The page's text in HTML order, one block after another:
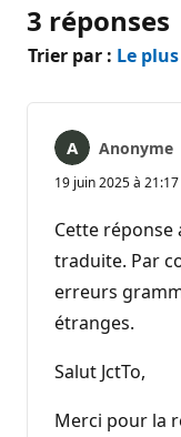
3 réponses
Trier par : Le
Anonyme
19 juin 2025 à 21:17
Cette
traduite. Par
erreurs
étranges.
Salut JctTo,
Merci pour la